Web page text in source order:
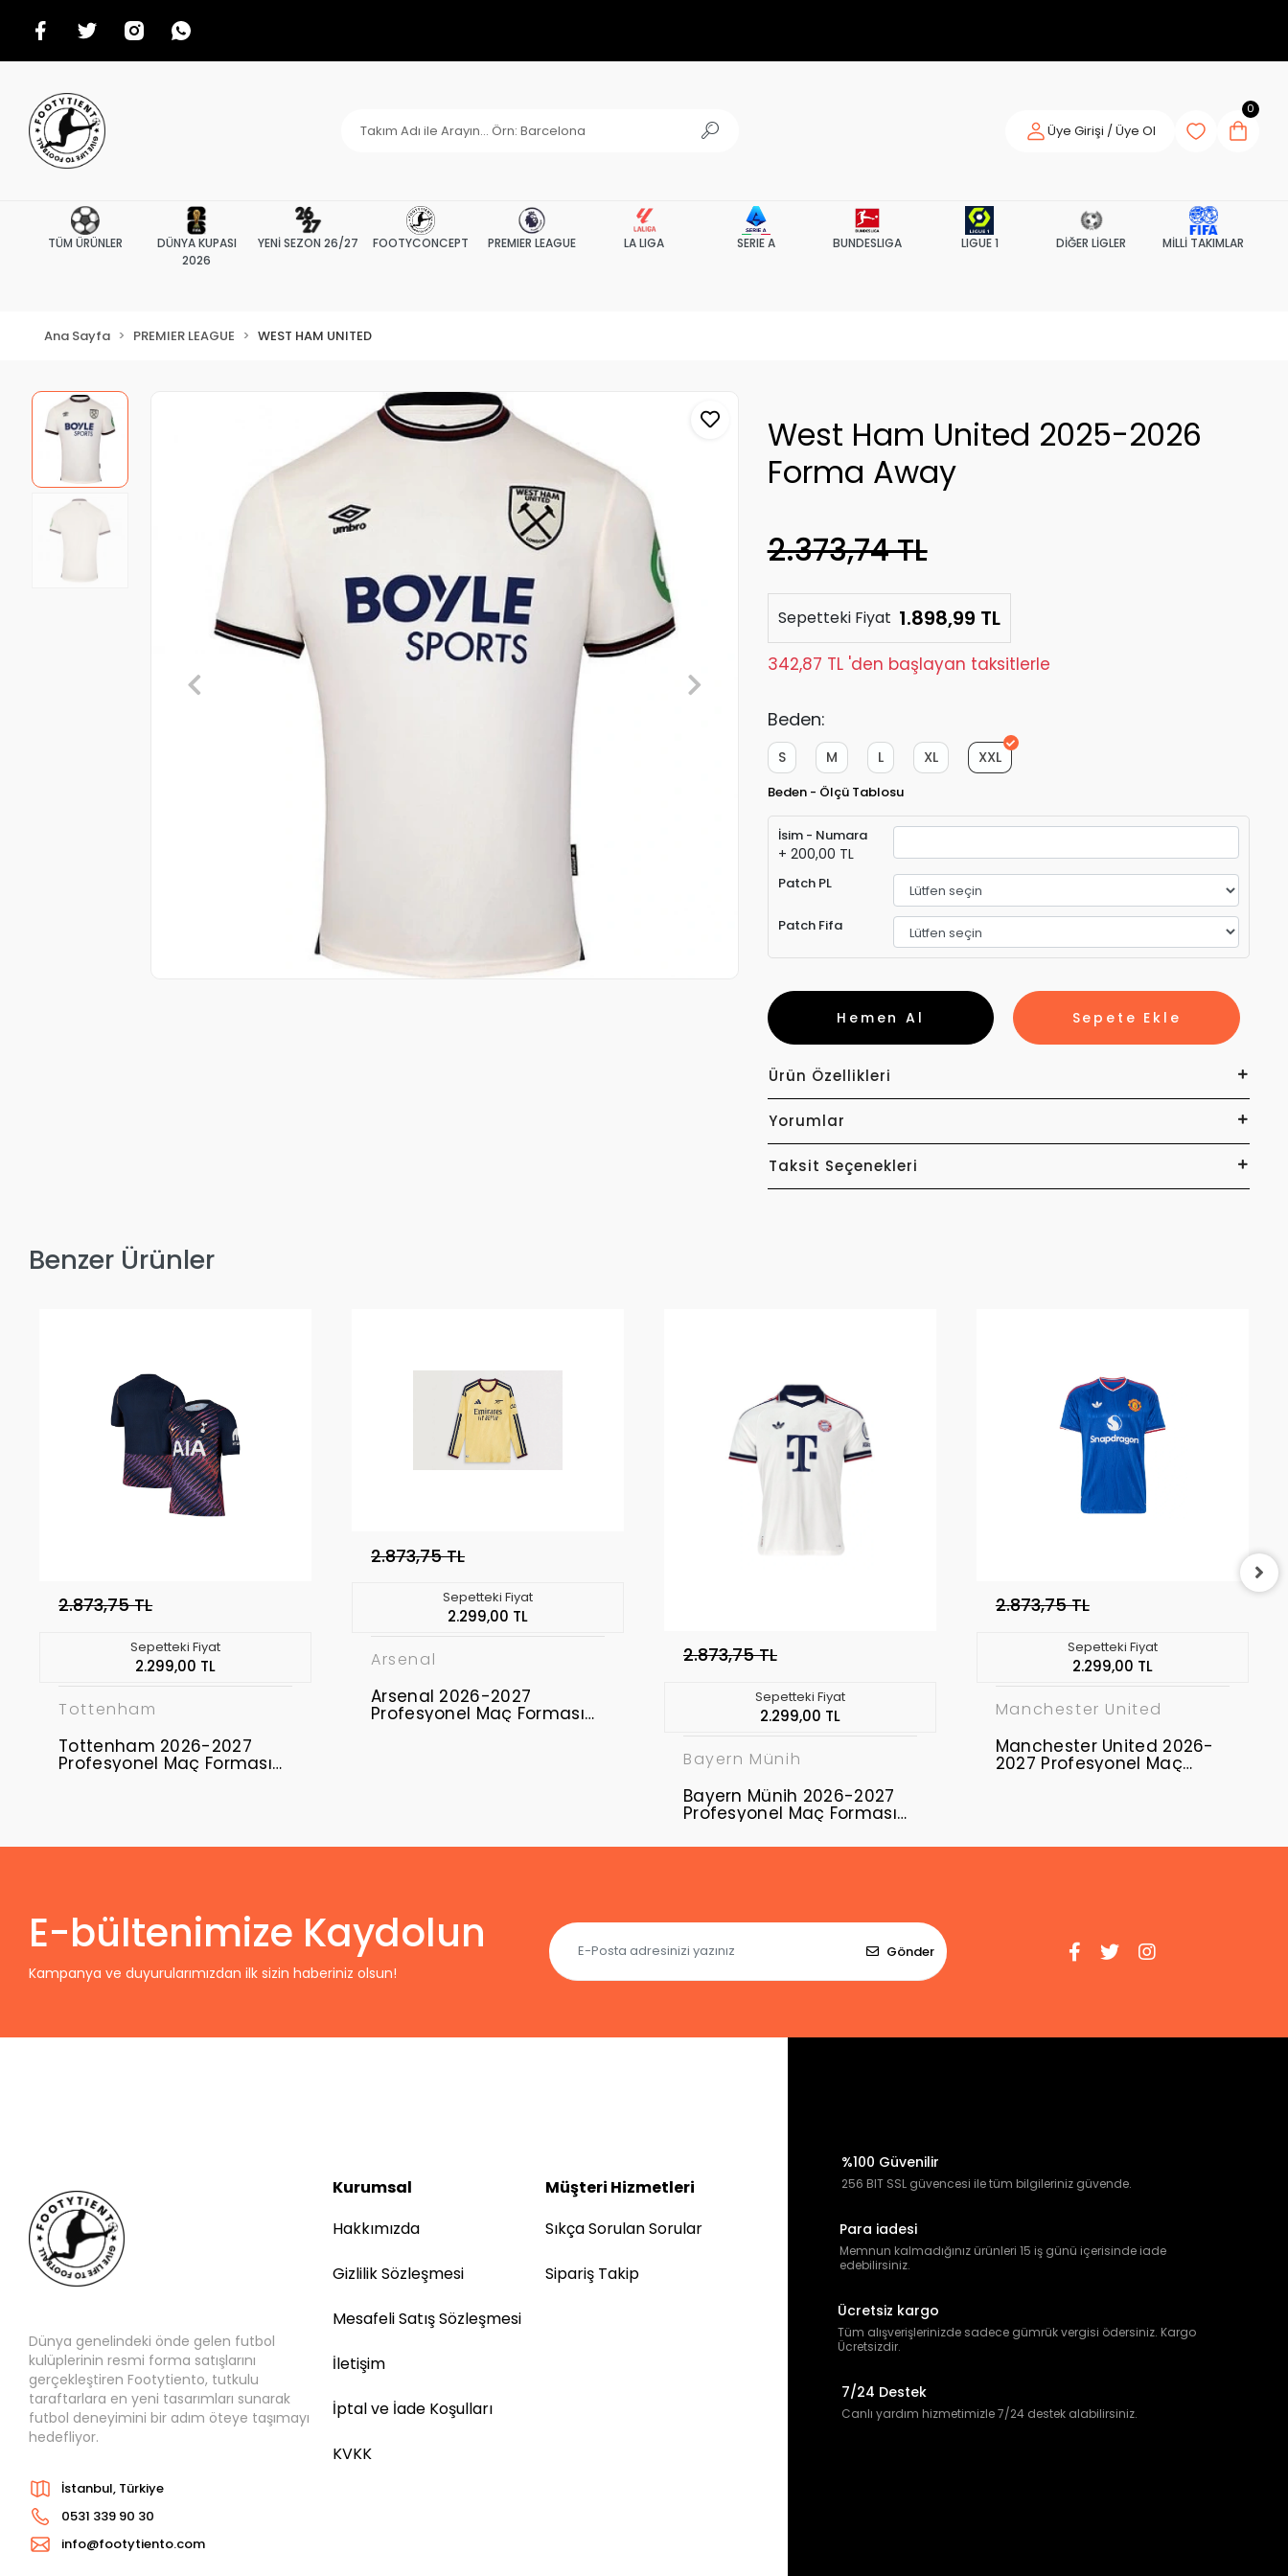
Üye Girişi / Üye Ol
0
TÜM ÜRÜNLER
DÜNYA KUPASI
2026
YENİ SEZON 26/27 FOOTYCONCEPT PREMIER LEAGUE LA LIGA SERIE A BUNDESLIGA LIGUE 1 DİĞER LİGLER MİLLİ TAKIMLAR
Ana Sayfa PREMIER LEAGUE WEST HAM UNITED
West Ham United 2025-2026
Forma Away
2.373,74 TL
Sepetteki Fiyat 1.898,99 TL
342,87 TL 'den başlayan taksitlerle
Beden:
XXL
XL
L
M
S
Beden - Ölçü Tablosu
İsim - Numara
+ 200,00 TL
Patch PL
Patch Fifa
Sepete Ekle
Hemen Al
Ürün Özellikleri
Yorumlar
Taksit Seçenekleri
Benzer Ürünler
2.873,75 TL
Sepetteki Fiyat
2.299,00 TL
Tottenham
Tottenham 2026-2027
Profesyonel Maç Forması
2.873,75 TL
Sepetteki Fiyat
2.299,00 TL
Arsenal
Arsenal 2026-2027
Profesyonel Maç Forması
2.873,75 TL
Sepetteki Fiyat
2.299,00 TL
Bayern Münih
Bayern Münih 2026-2027
Profesyonel Maç Forması
2.873,75 TL
Sepetteki Fiyat
2.299,00 TL
Manchester United
Manchester United 2026-
2027 Profesyonel Maç
E-bültenimize Kaydolun
Kampanya ve duyurularımızdan ilk sizin haberiniz olsun!
Gönder
Dünya genelindeki önde gelen futbol
kulüplerinin resmi forma satışlarını
gerçekleştiren Footytiento, tutkulu
taraftarlara en yeni tasarımları sunarak
futbol deneyimini bir adım öteye taşımayı
hedefliyor.
İstanbul, Türkiye
0531 339 90 30
info@footytiento.com
Kurumsal
Hakkımızda
Gizlilik Sözleşmesi
Mesafeli Satış Sözleşmesi
İletişim
İptal ve İade Koşulları
KVKK
Müşteri Hizmetleri
Sıkça Sorulan Sorular
Sipariş Takip
%100 Güvenilir
256 BIT SSL güvencesi ile tüm bilgileriniz güvende.
Para iadesi
Memnun kalmadığınız ürünleri 15 iş günü içerisinde iade
edebilirsiniz.
Ücretsiz kargo
Tüm alışverişlerinizde sadece gümrük vergisi ödersiniz. Kargo
Ücretsizdir.
7/24 Destek
Canlı yardım hizmetimizle 7/24 destek alabilirsiniz.